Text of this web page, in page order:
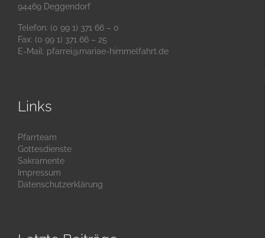
94469 Deggendorf
Telefon: (0 99 1) 371 66 – 0
Fax: (0 99 1) 371 66 – 25
E-Mail: pfarrei@mariae-himmelfahrt.de
Links
Pfarrteam
Gottesdienste
Sakramente
Impressum
Datenschutzerklärung